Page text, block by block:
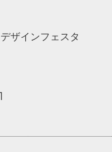
ザインフェスタ
1